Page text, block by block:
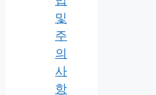
가
상
배
경
설